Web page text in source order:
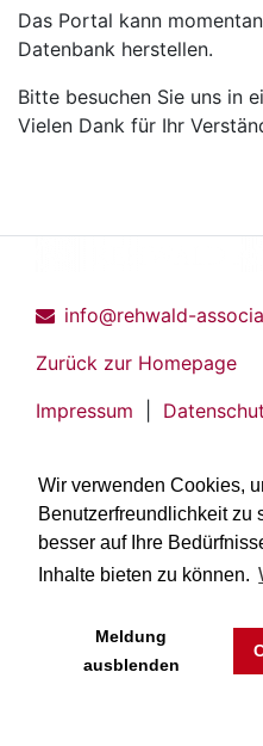
Wir verwenden Cookies,
Benutzerfreundlichkeit zu
besser auf Ihre
Inhalte bieten zu können.
Meldung
ausblenden
Das Portal kann
Datenbank herstellen.
Bitte besuchen Sie uns in
Vielen Dank für Ihr
info@rehwald-
Zurück zur Homepage
Impressum